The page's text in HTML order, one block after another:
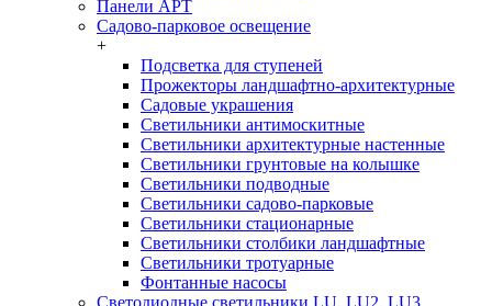
Панели АРТ
Садово-парковое освещение
+
Подсветка для ступеней
Прожекторы ландшафтно-архитектурные
Садовые украшения
Светильники антимоскитные
Светильники архитектурные настенные
Светильники грунтовые на колышке
Светильники подводные
Светильники садово-парковые
Светильники стационарные
Светильники столбики ландшафтные
Светильники тротуарные
Фонтанные насосы
Светодиодные светильники LU, LU2, LU3